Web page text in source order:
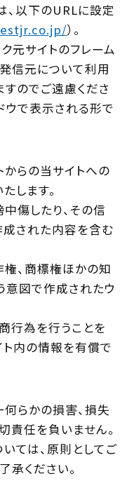
、以下のURLに設定
）。
元サイトのフレーム
信元について利用
のでご遠慮くださ
ウで表示される形で
からの当サイトへの
します。
傷したり、その信
された内容を含む
、商標権ほかの知
意図で作成されたウ
行為を行うことを
ト内の情報を有償で
何らかの損害、損失
責任を負いません。
ては、原則としてご
承ください。